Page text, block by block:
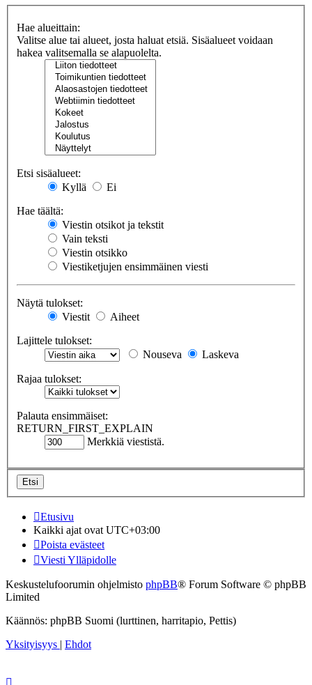
Hae alueittain:
Valitse alue tai alueet, josta haluat etsiä. Sisäalueet voidaan
hakea valitsemalla se alapuolelta.
Etsi sisäalueet:
Kyllä
Ei
Hae täältä:
Viestin otsikot ja tekstit
Vain teksti
Viestin otsikko
Viestiketjujen ensimmäinen viesti
Näytä tulokset:
Viestit
Aiheet
Lajittele tulokset:
Nouseva
Laskeva
Rajaa tulokset:
Palauta ensimmäiset:
RETURN_FIRST_EXPLAIN
Merkkiä viestistä.
Etusivu
Kaikki ajat ovat UTC+03:00
Poista evästeet
Viesti Ylläpidolle
Keskustelufoorumin ohjelmisto phpBB® Forum Software © phpBB
Limited
Käännös: phpBB Suomi (lurttinen, harritapio, Pettis)
Yksityisyys | Ehdot